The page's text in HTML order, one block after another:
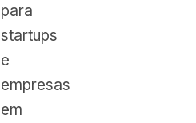
para
startups
e
empresas
em